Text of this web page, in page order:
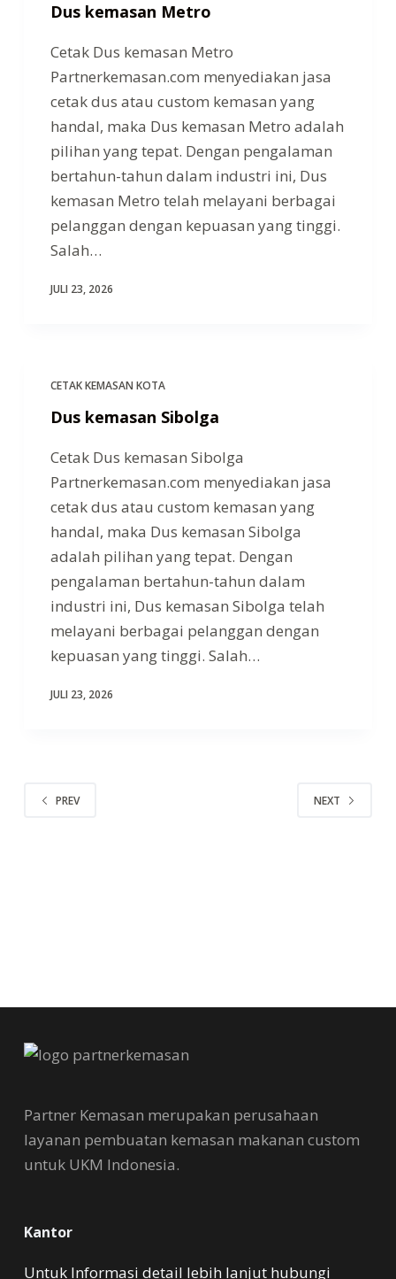
Dus kemasan Metro
Cetak Dus kemasan Metro
Partnerkemasan.com menyediakan jasa
cetak dus atau custom kemasan yang
handal, maka Dus kemasan Metro adalah
pilihan yang tepat. Dengan pengalaman
bertahun-tahun dalam industri ini, Dus
kemasan Metro telah melayani berbagai
pelanggan dengan kepuasan yang tinggi.
Salah…
JULI 23, 2026
CETAK KEMASAN KOTA
Dus kemasan Sibolga
Cetak Dus kemasan Sibolga
Partnerkemasan.com menyediakan jasa
cetak dus atau custom kemasan yang
handal, maka Dus kemasan Sibolga
adalah pilihan yang tepat. Dengan
pengalaman bertahun-tahun dalam
industri ini, Dus kemasan Sibolga telah
melayani berbagai pelanggan dengan
kepuasan yang tinggi. Salah…
JULI 23, 2026
PREV NEXT
Partner Kemasan merupakan perusahaan
layanan pembuatan kemasan makanan custom
untuk UKM Indonesia.
Kantor
Untuk Informasi detail lebih lanjut hubungi